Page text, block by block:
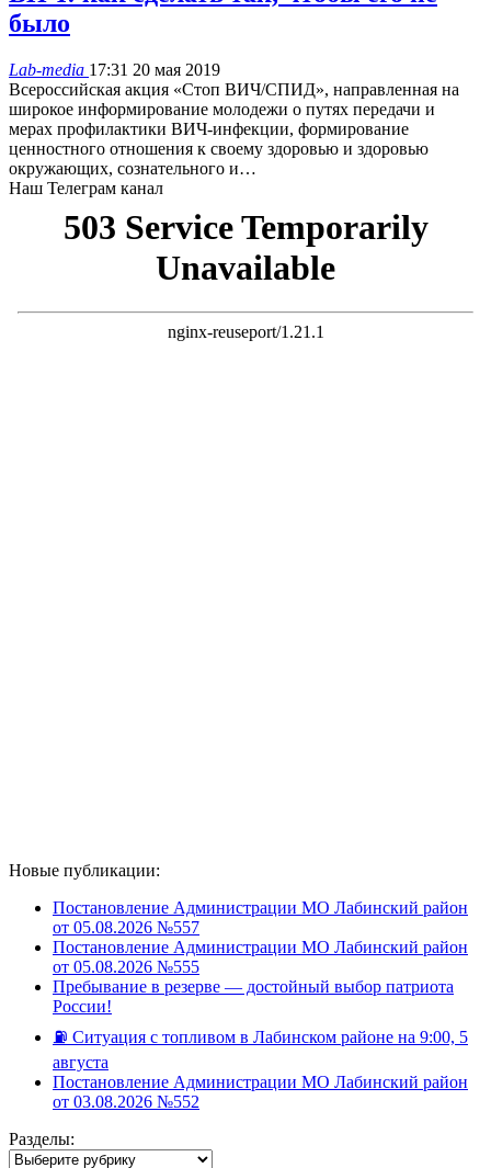
было
Lab-media 17:31 20 мая 2019
Всероссийская акция «Стоп ВИЧ/СПИД», направленная на
широкое информирование молодежи о путях передачи и
мерах профилактики ВИЧ-инфекции, формирование
ценностного отношения к своему здоровью и здоровью
окружающих, сознательного и…
Наш Телеграм канал
Новые публикации:
Постановление Администрации МО Лабинский район
от 05.08.2026 №557
Постановление Администрации МО Лабинский район
от 05.08.2026 №555
Пребывание в резерве — достойный выбор патриота
России!
⛽️ Ситуация с топливом в Лабинском районе на 9:00, 5
августа
Постановление Администрации МО Лабинский район
от 03.08.2026 №552
Разделы:
Разделы: